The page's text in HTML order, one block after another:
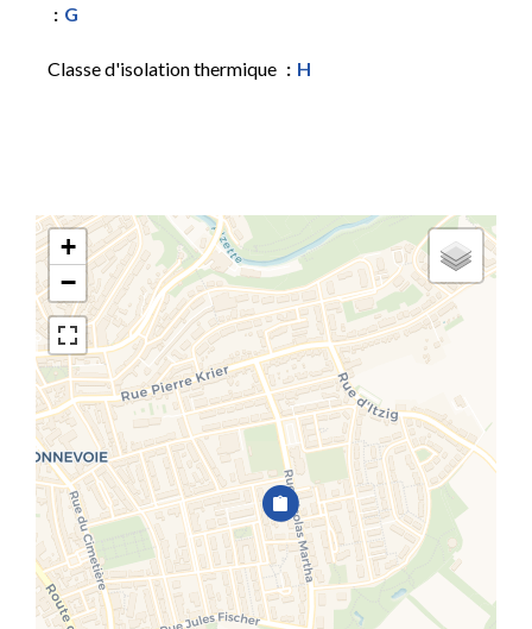
G
Classe d'isolation thermique H
+
−